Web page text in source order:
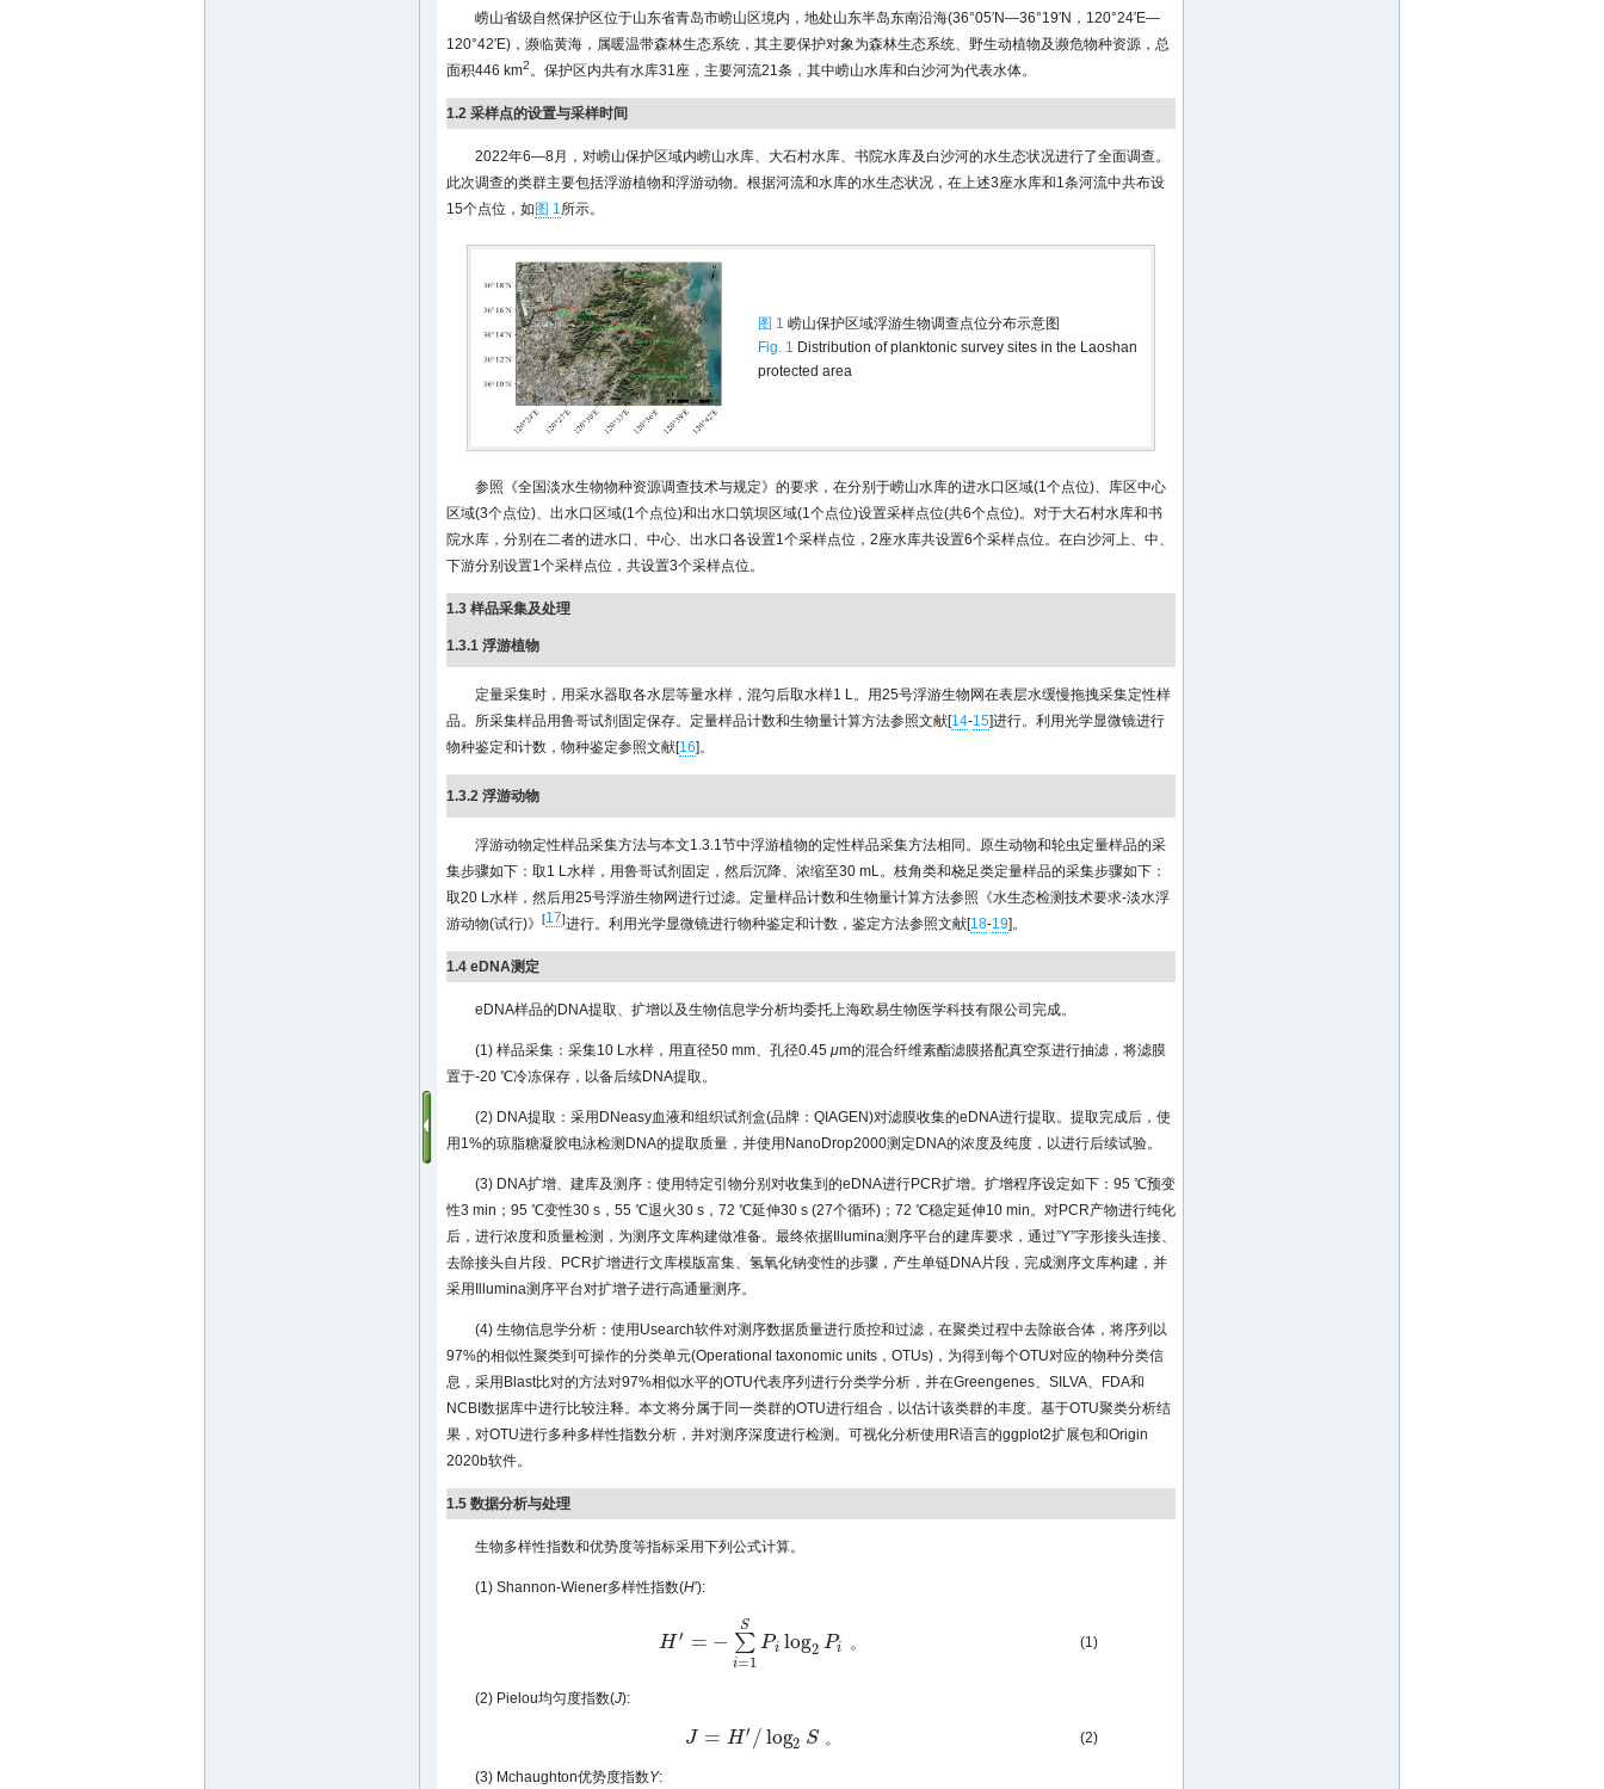
崂山省级自然保护区位于山东省青岛市崂山区境内，地处山东半岛东南沿海(36°05′N—36°19′N，120°24′E—
120°42′E)，濒临黄海，属暖温带森林生态系统，其主要保护对象为森林生态系统、野生动植物及濒危物种资源，总
面积446 km2。保护区内共有水库31座，主要河流21条，其中崂山水库和白沙河为代表水体。
1.2 采样点的设置与采样时间
2022年6—8月，对崂山保护区域内崂山水库、大石村水库、书院水库及白沙河的水生态状况进行了全面调查。
此次调查的类群主要包括浮游植物和浮游动物。根据河流和水库的水生态状况，在上述3座水库和1条河流中共布设
15个点位，如 图 1所示。
图 1 崂山保护区域浮游生物调查点位分布示意图
Fig. 1 Distribution of planktonic survey sites in the Laoshan
protected area
参照《全国淡水生物物种资源调查技术与规定》的要求，在分别于崂山水库的进水口区域(1个点位)、库区中心
区域(3个点位)、出水口区域(1个点位)和出水口筑坝区域(1个点位)设置采样点位(共6个点位)。对于大石村水库和书
院水库，分别在二者的进水口、中心、出水口各设置1个采样点位，2座水库共设置6个采样点位。在白沙河上、中、
下游分别设置1个采样点位，共设置3个采样点位。
1.3 样品采集及处理
1.3.1 浮游植物
定量采集时，用采水器取各水层等量水样，混匀后取水样1 L。用25号浮游生物网在表层水缓慢拖拽采集定性样
品。所采集样品用鲁哥试剂固定保存。定量样品计数和生物量计算方法参照文献[14-15]进行。利用光学显微镜进行
物种鉴定和计数，物种鉴定参照文献[16]。
1.3.2 浮游动物
浮游动物定性样品采集方法与本文1.3.1节中浮游植物的定性样品采集方法相同。原生动物和轮虫定量样品的采
集步骤如下：取1 L水样，用鲁哥试剂固定，然后沉降、浓缩至30 mL。枝角类和桡足类定量样品的采集步骤如下：
取20 L水样，然后用25号浮游生物网进行过滤。定量样品计数和生物量计算方法参照《水生态检测技术要求-淡水浮
游动物(试行)》 [17]进行。利用光学显微镜进行物种鉴定和计数，鉴定方法参照文献[18-19]。
1.4 eDNA测定
eDNA样品的DNA提取、扩增以及生物信息学分析均委托上海欧易生物医学科技有限公司完成。
(1) 样品采集：采集10 L水样，用直径50 mm、孔径0.45 μm的混合纤维素酯滤膜搭配真空泵进行抽滤，将滤膜
置于-20 ℃冷冻保存，以备后续DNA提取。
(2) DNA提取：采用DNeasy血液和组织试剂盒(品牌：QIAGEN)对滤膜收集的eDNA进行提取。提取完成后，使
用1%的琼脂糖凝胶电泳检测DNA的提取质量，并使用NanoDrop2000测定DNA的浓度及纯度，以进行后续试验。
(3) DNA扩增、建库及测序：使用特定引物分别对收集到的eDNA进行PCR扩增。扩增程序设定如下：95 ℃预变
性3 min；95 ℃变性30 s，55 ℃退火30 s，72 ℃延伸30 s (27个循环)；72 ℃稳定延伸10 min。对PCR产物进行纯化
后，进行浓度和质量检测，为测序文库构建做准备。最终依据Illumina测序平台的建库要求，通过”Y”字形接头连接、
去除接头自片段、PCR扩增进行文库模版富集、氢氧化钠变性的步骤，产生单链DNA片段，完成测序文库构建，并
采用Illumina测序平台对扩增子进行高通量测序。
(4) 生物信息学分析：使用Usearch软件对测序数据质量进行质控和过滤，在聚类过程中去除嵌合体，将序列以
97%的相似性聚类到可操作的分类单元(Operational taxonomic units，OTUs)，为得到每个OTU对应的物种分类信
息，采用Blast比对的方法对97%相似水平的OTU代表序列进行分类学分析，并在Greengenes、SILVA、FDA和
NCBI数据库中进行比较注释。本文将分属于同一类群的OTU进行组合，以估计该类群的丰度。基于OTU聚类分析结
果，对OTU进行多种多样性指数分析，并对测序深度进行检测。可视化分析使用R语言的ggplot2扩展包和Origin
2020b软件。
1.5 数据分析与处理
生物多样性指数和优势度等指标采用下列公式计算。
(1) Shannon-Wiener多样性指数(H′):
H ′ = − ∑
i=1
S
Pi log2 Pi 。
H′ = −∑i =1 SP ilog2Pi。 (1)
(2) Pielou均匀度指数(J):
J = H′ /log2 S 。
J= H′/ log2S 。 (2)
(3) Mchaughton优势度指数Y: